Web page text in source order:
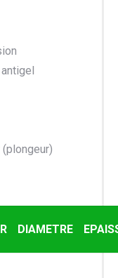
DIAMETRE